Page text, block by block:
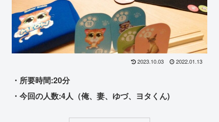
2023.10.03 2022.01.13
・所要時間:20分
・今回の人数:4人（俺、妻、ゆづ、ヨタくん)